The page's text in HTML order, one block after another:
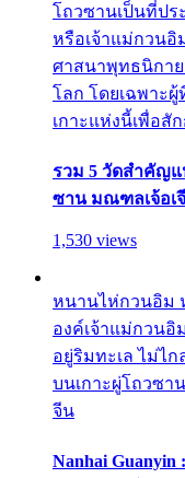
โถวซานเป็นที่ป
หรือเจ้าแม่กวนอิ
ศาสนาพุทธนิกา
โลก โดยเฉพาะ
เกาะแห่งนี้เพื่อสั
รวม 5 วัดสำคัญแ
ซาน มณฑลเจ้อเ
1,530 views
หนานไห่กวนอิม
องค์เจ้าแม่กวนอิ
อยู่ริมทะเล ไม่ไ
บนเกาะผู่โถวซา
จีน
Nanhai